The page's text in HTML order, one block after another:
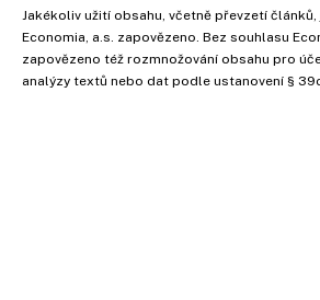
Jakékoliv užití obsahu, včetně převzetí
Economia, a.s. zapovězeno. Bez souhlasu
zapovězeno též rozmnožování obsahu pro
analýzy textů nebo dat podle ustanovení §